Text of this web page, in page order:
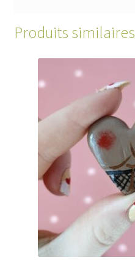
Produits similaires